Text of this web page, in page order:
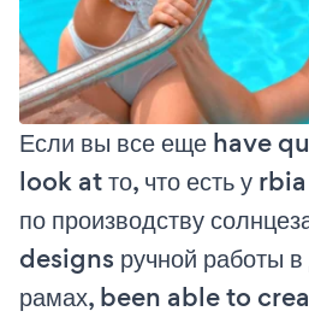
Если вы все еще have
look at то, что есть у
по производству
designs ручной работы
рамах, been able to